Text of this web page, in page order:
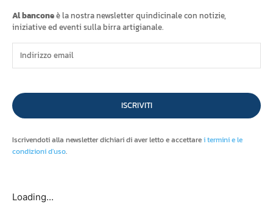
Al banconeè la nostra newsletter quindicinale con notizie,
iniziative ed eventi sulla birra artigianale.
ISCRIVITI
Iscrivendoti alla newsletter dichiari di aver letto e accettarei termini e le
condizioni d'uso.
Loading...